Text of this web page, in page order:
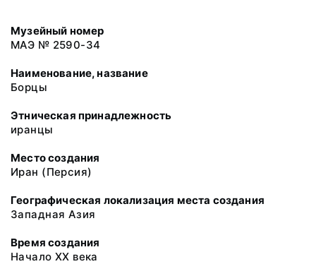
Музейный номер
МАЭ № 2590-34
Наименование, название
Борцы
Этническая принадлежность
иранцы
Место создания
Иран (Персия)
Географическая локализация места создания
Западная Азия
Время создания
Начало XX века